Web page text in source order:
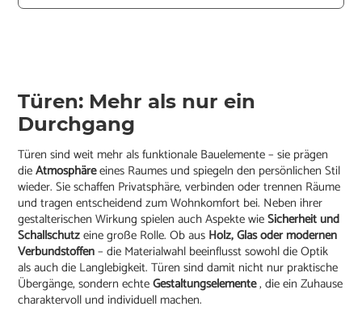
Türen: Mehr als nur ein
Durchgang
Türen sind weit mehr als funktionale Bauelemente – sie prägen
dieAtmosphäreeines Raumes und spiegeln den persönlichen Stil
wieder. Sie schaffen Privatsphäre, verbinden oder trennen Räume
und tragen entscheidend zum Wohnkomfort bei. Neben ihrer
gestalterischen Wirkung spielen auch Aspekte wieSicherheit und
Schallschutzeine große Rolle. Ob aus Holz, Glas oder modernen
Verbundstoffen– die Materialwahl beeinflusst sowohl die Optik
als auch die Langlebigkeit. Türen sind damit nicht nur praktische
Übergänge, sondern echteGestaltungselemente, die ein Zuhause
charaktervoll und individuell machen.